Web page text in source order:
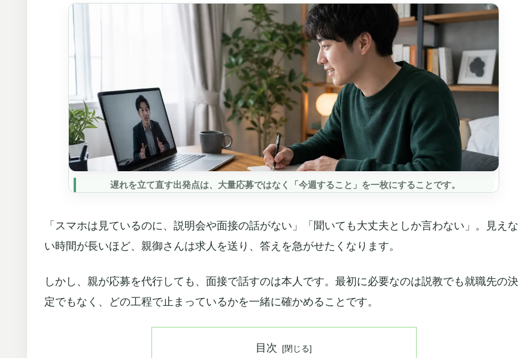
遅れを立て直す出発点は、大量応募ではなく「今週すること」を一枚にすることです。
「スマホは見ているのに、説明会や面接の話がない」「聞いても大丈夫としか言わない」。見えな
い時間が長いほど、親御さんは求人を送り、答えを急がせたくなります。
しかし、親が応募を代行しても、面接で話すのは本人です。最初に必要なのは説教でも就職先の決
定でもなく、どの工程で止まっているかを一緒に確かめることです。
目次